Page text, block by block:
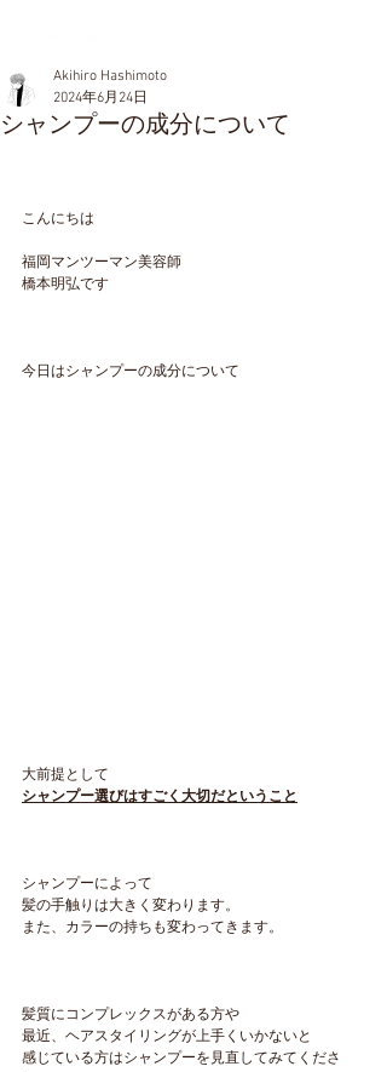
シャンプーの成分について
Akihiro Hashimoto
2024年6月24日
こんにちは
福岡マンツーマン美容師
橋本明弘です
今日はシャンプーの成分について
大前提として
シャンプー選びはすごく大切だということ
シャンプーによって
髪の手触りは大きく変わります。
また、カラーの持ちも変わってきます。
髪質にコンプレックスがある方や
最近、ヘアスタイリングが上手くいかないと
感じている方はシャンプーを見直してみてくださ